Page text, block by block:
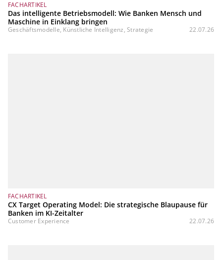
FACHARTIKEL
Das intelligente Betriebsmodell: Wie Banken Mensch und
Maschine in Einklang bringen
Geschäftsmodelle, Künstliche Intelligenz, Strategie 22.07.26
FACHARTIKEL
CX Target Operating Model: Die strategische Blaupause für
Banken im KI-Zeitalter
Customer Experience 22.07.26